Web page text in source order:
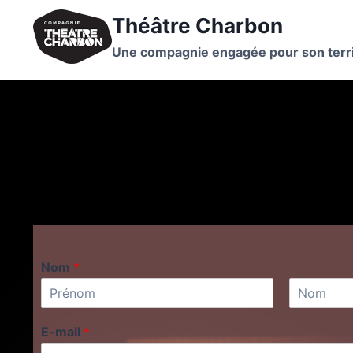
Théâtre Charbon
Une compagnie engagée pour son
Nom *
r
é
E-mail *